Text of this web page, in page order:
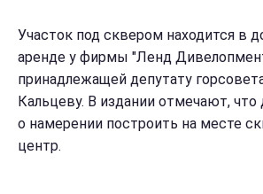
Участок под сквером находится в
аренде у фирмы "Ленд
принадлежащей депутату
Кальцеву. В издании отмечают, что
о намерении построить на месте
центр.